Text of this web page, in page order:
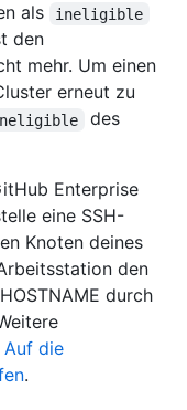
als
ineligible
den
mehr. Um einen
erneut zu
des
Enterprise
eine SSH-
Knoten deines
den
durch
Auf die
.